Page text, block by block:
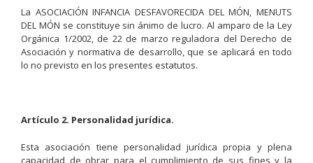
La ASOCIACIÓN INFANCIA DESFAVORECIDA DEL MÓN, MENUTS
DEL MÓN se constituye sin ánimo de lucro. Al amparo de la Ley
Orgánica 1/2002, de 22 de marzo reguladora del Derecho de
Asociación y normativa de desarrollo, que se aplicará en todo
lo no previsto en los presentes estatutos.
Artículo 2. Personalidad jurídica.
Esta asociación tiene personalidad jurídica propia y plena
capacidad de obrar para el cumplimiento de sus fines y la